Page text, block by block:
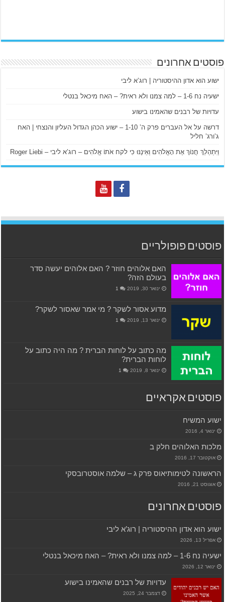
פוסטים אחרונים
ישוע הוא אדון ההיסטוריה | רוג’א ליבי
ישעיה נח 1-6 – למה צמנו ולא ראית? – האח מיכאל בנטלי
עדויות של רבנים שהאמינו בישוע
דרשה על אל העברים פרק ה’ 1-10 – ישוע הכהן הגדול העליון והנצחי | האח
ג’ורג’ חליל
וַיִּתְהַלֵּךְ חֲנוֹךְ אֶת הָאֱלֹהִים וְאֵינֶנּוּ כִּי לקח אֹתוֹ אֱלֹהִים – רוג’א ליבי – Roger Liebi
פוסטים פופולריים
האם אלוהים חוזר ? האם אלוהים יעשה סדר
בעולם הזה?
ינואר 30, 2019 1
מדוע אסור לשקר ? מי אמר שאסור לשקר?
ינואר 13, 2019 1
מה כתוב על לוחות הברית ? מה היה כתוב על
לוחות הברית?
ינואר 8, 2019 1
פוסטים אקראיים
ישוע המשיח
ינואר 4, 2016
מלכות האלוהים חלק ב
אוקטובר 17, 2016
הראשונה לטימותיאוס פרק ג – שלמה אוסטרובסקי
אוגוסט 21, 2016
פוסטים אחרונים
ישוע הוא אדון ההיסטוריה | רוג’א ליבי
אפריל 13, 2026
ישעיה נח 1-6 – למה צמנו ולא ראית? – האח מיכאל בנטלי
ינואר 12, 2026
עדויות של רבנים שהאמינו בישוע
דצמבר 24, 2025